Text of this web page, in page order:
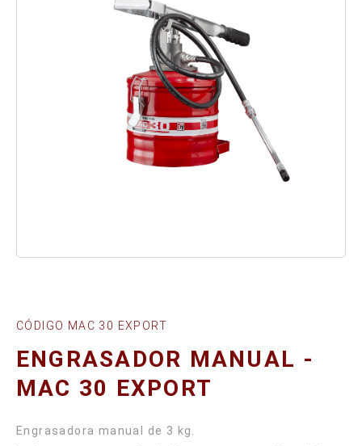
CÓDIGO MAC 30 EXPORT
ENGRASADOR MANUAL -
MAC 30 EXPORT
Engrasadora manual de 3 kg.